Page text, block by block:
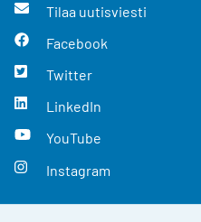
Tilaa uutisviesti
Facebook
Twitter
LinkedIn
YouTube
Instagram